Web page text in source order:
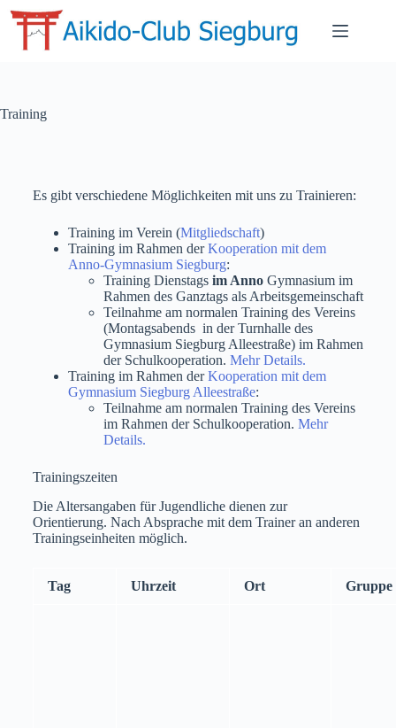
Training
Es gibt verschiedene Möglichkeiten mit uns zu Trainieren:
Training im Verein (Mitgliedschaft)
Training im Rahmen derKooperation mit dem
Anno-Gymnasium Siegburg:
Training Dienstags im AnnoGymnasium im
Rahmen des Ganztags als Arbeitsgemeinschaft
Teilnahme am normalen Training des Vereins
(Montagsabends in der Turnhalle des
Gymnasium Siegburg Alleestraße) im Rahmen
der Schulkooperation. Mehr Details.
Training im Rahmen derKooperation mit dem
Gymnasium Siegburg Alleestraße:
Teilnahme am normalen Training des Vereins
im Rahmen der Schulkooperation. Mehr
Details.
Trainingszeiten
Die Altersangaben für Jugendliche dienen zur
Orientierung. Nach Absprache mit dem Trainer an anderen
Trainingseinheiten möglich.
Tag Uhrzeit Ort Gruppe